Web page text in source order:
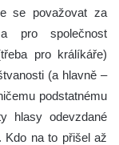
se považovat za
a pro společnost
pro králíkáře)
(a hlavně –
podstatnému
hlasy odevzdané
Kdo na to přišel až